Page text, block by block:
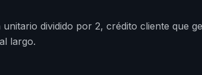
dividido por 2, crédito cliente que
largo.